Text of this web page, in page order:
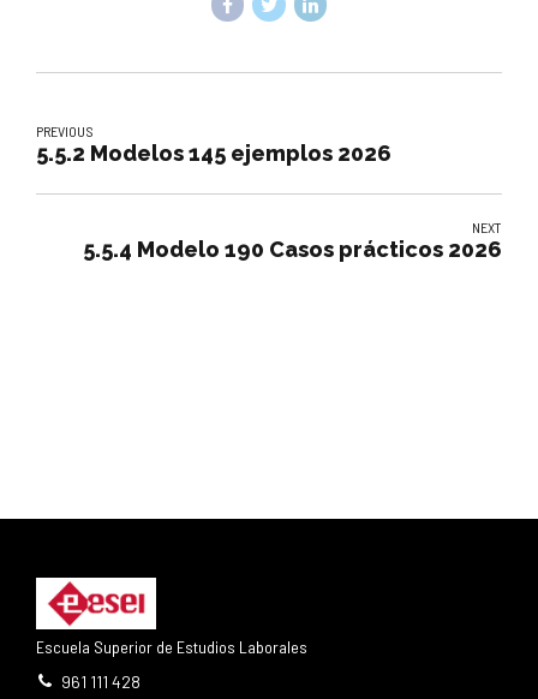
PREVIOUS
5.5.2 Modelos 145 ejemplos 2026
NEXT
5.5.4 Modelo 190 Casos prácticos 2026
Escuela Superior de Estudios Laborales
961 111 428